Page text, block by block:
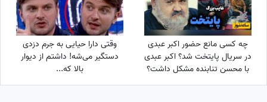
چه کسی مانع حضور اکبر عبدی
در سریال پایتخت شد؟ اکبر عبدی
با محسن تنابنده مشکل داشت؟
وقتی دارا حیایی به جرم دزدی
دستگیر می‌شه! داشتم از دیوار
بالا که...